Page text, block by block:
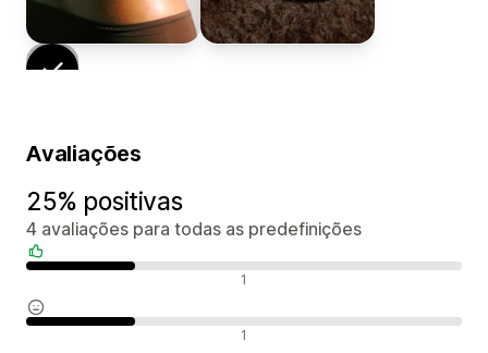
Avaliações
25% positivas
4 avaliações para todas as predefinições
1
1